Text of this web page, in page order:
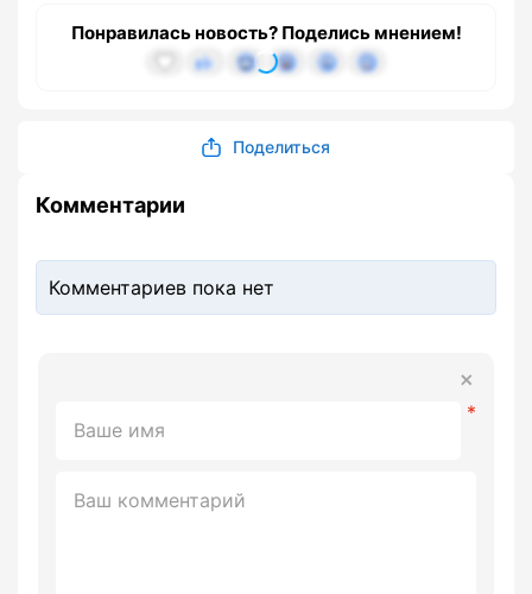
Понравилась новость? Поделись мнением!
Поделиться
Комментарии
Комментариев пока нет